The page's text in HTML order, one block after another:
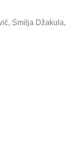
Smilja Džakula,